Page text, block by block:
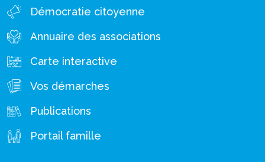
Démocratie citoyenne
Annuaire des associations
Carte interactive
Vos démarches
Publications
Portail famille